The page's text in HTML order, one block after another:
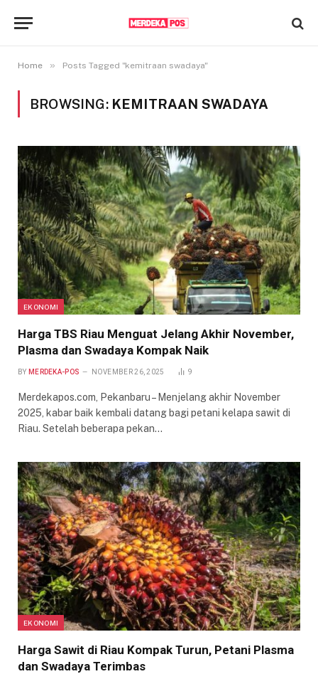
Home » Posts Tagged "kemitraan swadaya"
BROWSING: KEMITRAAN SWADAYA
EKONOMI
Harga TBS Riau Menguat Jelang Akhir November,
Plasma dan Swadaya Kompak Naik
BY MERDEKA-POS NOVEMBER 26, 2025 9
Merdekapos.com, Pekanbaru – Menjelang akhir November
2025, kabar baik kembali datang bagi petani kelapa sawit di
Riau. Setelah beberapa pekan…
EKONOMI
Harga Sawit di Riau Kompak Turun, Petani Plasma
dan Swadaya Terimbas